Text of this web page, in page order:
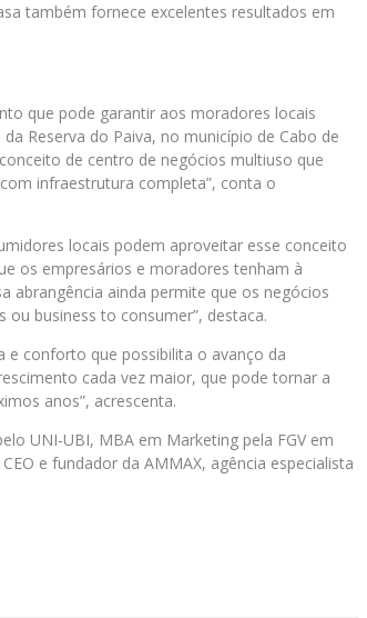
também fornece excelentes resultados em
que pode garantir aos moradores locais
Reserva do Paiva, no município de Cabo de
de centro de negócios multiuso que
infraestrutura completa”, conta o
locais podem aproveitar esse conceito
os empresários e moradores tenham à
abrangência ainda permite que os negócios
business to consumer”, destaca.
e conforto que possibilita o avanço da
cada vez maior, que pode tornar a
anos”, acrescenta.
UNI-UBI, MBA em Marketing pela FGV em
e fundador da AMMAX, agência especialista